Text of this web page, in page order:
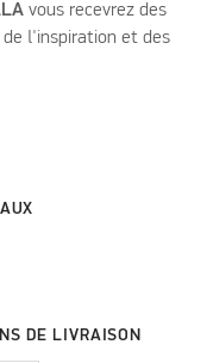
vous recevrez des
l'inspiration et des
DE LIVRAISON